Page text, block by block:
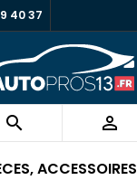
40 37
 
ACCESSOIRES